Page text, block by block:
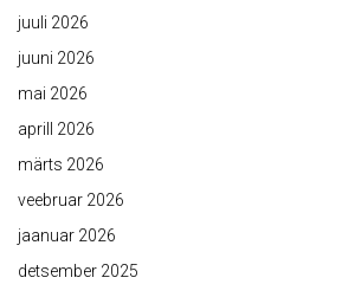
juuli 2026
juuni 2026
mai 2026
aprill 2026
märts 2026
veebruar 2026
jaanuar 2026
detsember 2025